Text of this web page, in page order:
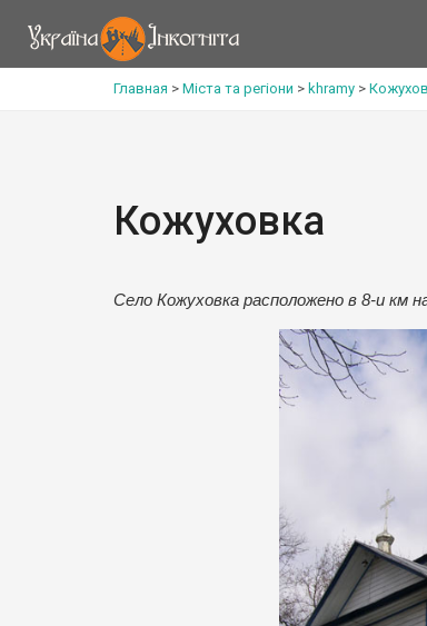
Главная > Міста та регіони > khramy >
Кожуховка
Село Кожуховка расположено в 8-и км